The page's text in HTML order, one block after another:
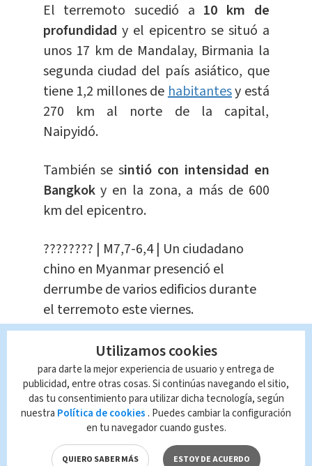
El terremoto sucedió a 10 km de
profundidad y el epicentro se situó a
unos 17 km de Mandalay, Birmania la
segunda ciudad del país asiático, que
tiene 1,2 millones dehabitantesy está
270 km al norte de la capital,
Naipyidó.
También se sintió con intensidad en
Bangkoky en la zona, a más de 600
km del epicentro.
???????? | M7,7-6,4 | Un ciudadano
chino en Myanmar presenció el
derrumbe de varios edificios durante
el terremoto este viernes.
pic.twitter.com/KtvXMnr9Ca
— Alerta News 24 (@AlertaNews24)
March 28, 2025
¿Qué daños ha causado el
terremoto?
Utilizamos cookies
para darte la mejor experiencia de usuario y entrega de
publicidad, entre otras cosas. Si continúas navegando el sitio,
das tu consentimiento para utilizar dicha tecnología, según
nuestra Política de cookies . Puedes cambiar la configuración
en tu navegador cuando gustes.
QUIERO SABER MÁS ESTOY DE ACUERDO